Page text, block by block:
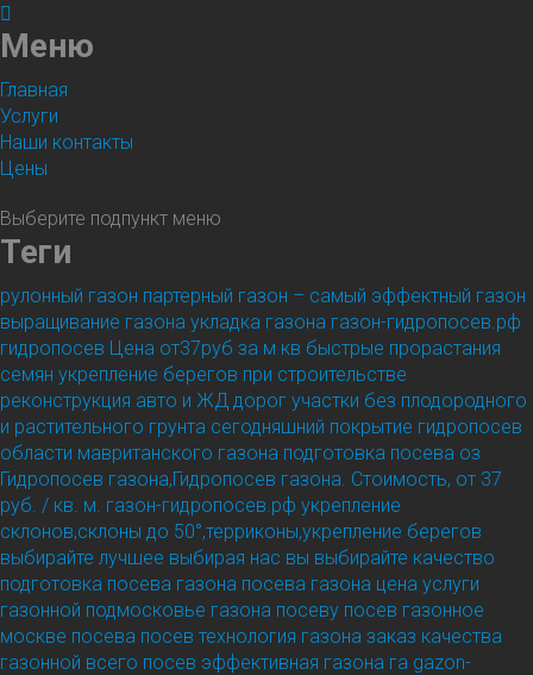
Меню
Главная
Услуги
Наши контакты
Цены
Выберите подпункт меню
Теги
рулонный газон партерный газон – самый эффектный газон
выращивание газона укладка газона газон-гидропосев.рф
гидропосев Цена от37руб за м кв быстрые прорастания
семян укрепление берегов при строительстве
реконструкция авто и ЖД дорог участки без плодородного
и растительного грунта сегодняшний покрытие гидропосев
области мавританского газона подготовка посева оз
Гидропосев газона,Гидропосев газона. Стоимость, от 37
руб. / кв. м. газон-гидропосев.рф укрепление
склонов,склоны до 50°,терриконы,укрепление берегов
выбирайте лучшее выбирая нас вы выбирайте качество
подготовка посева газона посева газона цена услуги
газонной подмосковье газона посеву посев газонное
москве посева посев технология газона заказ качества
газонной всего посев эффективная газона га gazon-